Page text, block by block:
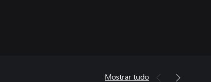
Mostrar tudo